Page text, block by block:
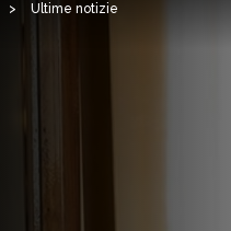
> Ultime notizie